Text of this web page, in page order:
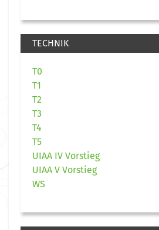
TECHNIK
T0
T1
T2
T3
T4
T5
UIAA IV Vorstieg
UIAA V Vorstieg
WS